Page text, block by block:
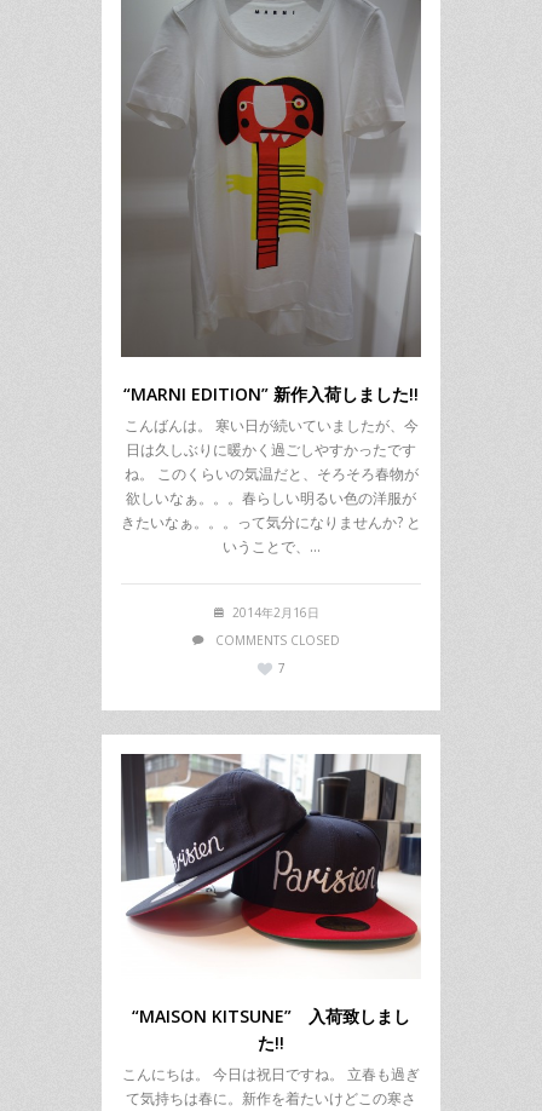
“MARNI EDITION” 新作入荷しました!!
こんばんは。 寒い日が続いていましたが、今
日は久しぶりに暖かく過ごしやすかったです
ね。 このくらいの気温だと、そろそろ春物が
欲しいなぁ。。。春らしい明るい色の洋服が
きたいなぁ。。。って気分になりませんか? と
いうことで、…
2014年2月16日
COMMENTS CLOSED
7
“MAISON KITSUNE” 入荷致しまし
た!!
こんにちは。 今日は祝日ですね。 立春も過ぎ
て気持ちは春に。新作を着たいけどこの寒さ